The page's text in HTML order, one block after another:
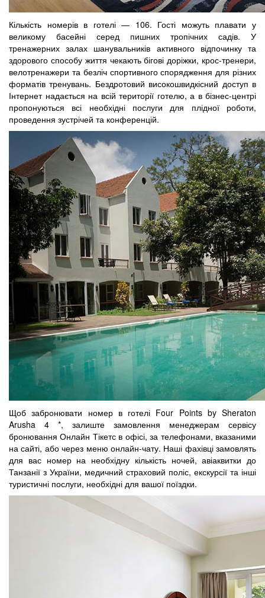
Кількість номерів в готелі — 106. Гості можуть плавати у
великому басейні серед пишних тропічних садів. У
тренажерних залах шанувальників активного відпочинку та
здорового способу життя чекають бігові доріжки, крос-тренери,
велотренажери та безліч спортивного спорядження для різних
форматів тренувань. Бездротовий високошвидкісний доступ в
Інтернет надається на всій території готелю, а в бізнес-центрі
пропонуються всі необхідні послуги для плідної роботи,
проведення зустрічей та конференцій.
Щоб забронювати номер в готелі Four Points by Sheraton
Arusha 4 *, залиште замовлення менеджерам сервісу
бронювання Онлайн Тікетс в офісі, за телефонами, вказаними
на сайті, або через меню онлайн-чату. Наші фахівці замовлять
для вас номер на необхідну кількість ночей, авіаквитки до
Танзанії з України, медичний страховий поліс, екскурсії та інші
туристичні послуги, необхідні для вашої поїздки.